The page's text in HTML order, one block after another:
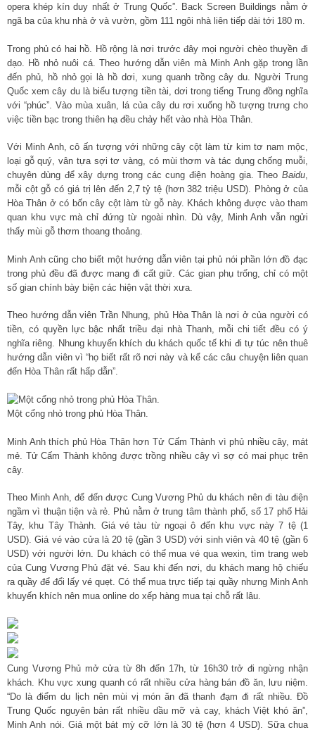
opera khép kín duy nhất ở Trung Quốc”. Back Screen Buildings nằm ở
ngã ba của khu nhà ở và vườn, gồm 111 ngôi nhà liên tiếp dài tới 180 m.
Trong phủ có hai hồ. Hồ rộng là nơi trước đây mọi người chèo thuyền đi
dạo. Hồ nhỏ nuôi cá. Theo hướng dẫn viên mà Minh Anh gặp trong lần
đến phủ, hồ nhỏ gọi là hồ dơi, xung quanh trồng cây du. Người Trung
Quốc xem cây du là biểu tượng tiền tài, dơi trong tiếng Trung đồng nghĩa
với “phúc”. Vào mùa xuân, lá của cây du rơi xuống hồ tượng trưng cho
việc tiền bạc trong thiên hạ đều chảy hết vào nhà Hòa Thân.
Với Minh Anh, cô ấn tượng với những cây cột làm từ kim tơ nam mộc,
loại gỗ quý, vân tựa sợi tơ vàng, có mùi thơm và tác dụng chống muỗi,
chuyên dùng để xây dựng trong các cung điện hoàng gia. Theo Baidu,
mỗi cột gỗ có giá trị lên đến 2,7 tỷ tệ (hơn 382 triệu USD). Phòng ở của
Hòa Thân ở có bốn cây cột làm từ gỗ này. Khách không được vào tham
quan khu vực mà chỉ đứng từ ngoài nhìn. Dù vậy, Minh Anh vẫn ngửi
thấy mùi gỗ thơm thoang thoảng.
Minh Anh cũng cho biết một hướng dẫn viên tại phủ nói phần lớn đồ đạc
trong phủ đều đã được mang đi cất giữ. Các gian phụ trống, chỉ có một
số gian chính bày biện các hiện vật thời xưa.
Theo hướng dẫn viên Trần Nhung, phủ Hòa Thân là nơi ở của người có
tiền, có quyền lực bậc nhất triều đại nhà Thanh, mỗi chi tiết đều có ý
nghĩa riêng. Nhung khuyến khích du khách quốc tế khi đi tự túc nên thuê
hướng dẫn viên vì “họ biết rất rõ nơi này và kể các câu chuyện liên quan
đến Hòa Thân rất hấp dẫn”.
Một cổng nhỏ trong phủ Hòa Thân.
Minh Anh thích phủ Hòa Thân hơn Tử Cấm Thành vì phủ nhiều cây, mát
mẻ. Tử Cấm Thành không được trồng nhiều cây vì sợ có mai phục trên
cây.
Theo Minh Anh, để đến được Cung Vương Phủ du khách nên đi tàu điện
ngầm vì thuận tiện và rẻ. Phủ nằm ở trung tâm thành phố, số 17 phố Hải
Tây, khu Tây Thành. Giá vé tàu từ ngoại ô đến khu vực này 7 tệ (1
USD). Giá vé vào cửa là 20 tệ (gần 3 USD) với sinh viên và 40 tệ (gần 6
USD) với người lớn. Du khách có thể mua vé qua wexin, tìm trang web
của Cung Vương Phủ đặt vé. Sau khi đến nơi, du khách mang hộ chiếu
ra quầy để đổi lấy vé quẹt. Có thể mua trực tiếp tại quầy nhưng Minh Anh
khuyến khích nên mua online do xếp hàng mua tại chỗ rất lâu.
Cung Vương Phủ mở cửa từ 8h đến 17h, từ 16h30 trở đi ngừng nhận
khách. Khu vực xung quanh có rất nhiều cửa hàng bán đồ ăn, lưu niệm.
“Do là điểm du lịch nên mùi vị món ăn đã thanh đạm đi rất nhiều. Đồ
Trung Quốc nguyên bản rất nhiều dầu mỡ và cay, khách Việt khó ăn”,
Minh Anh nói. Giá một bát mỳ cỡ lớn là 30 tệ (hơn 4 USD). Sữa chua